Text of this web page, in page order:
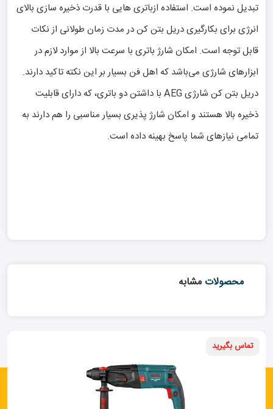
تبدیل نموده است. استفاده ازباتری هایی با قدرت ذخیره سازی بالای
انرژی برای بکارگیری دریل بتن کن در مدت زمان طولانی از نکات
قابل توجه است. امکان شارژ باتری با سرعت بالا از موارد لازم در
ابزارهای شارژی می‌باشد که اهل فن بسیار بر این نکته تاکید دارند.
دریل بتن کن شارژی AEG با داشتن دو باتری، که دارای قابلیت
ذخیره بالا هستند و امکان شارژ پذیری بسیار مناسبی را هم دارند به
تمامی نیازهای شما پاسخ بهینه داده است.
محصولات مشابه
تماس بگیرید